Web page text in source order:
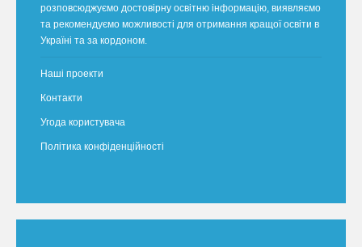
розповсюджуємо достовірну освітню інформацію, виявляємо
та рекомендуємо можливості для отримання кращої освіти в
Україні та за кордоном.
Наші проекти
Контакти
Угода користувача
Політика конфіденційності